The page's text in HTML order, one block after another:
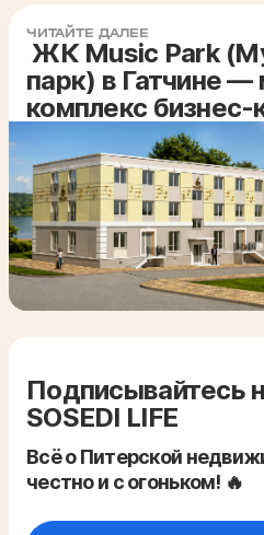
ЧИТАЙТЕ ДАЛЕЕ
ЖК Music Park
парк) в Гатчине
комплекс бизнес-
Подписывайтесь
SOSEDI LIFE
Всё о Питерской
честно и с огоньком! 🔥